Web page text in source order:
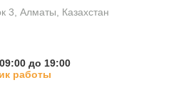
3, Алматы, Казахстан
до 19:00
работы